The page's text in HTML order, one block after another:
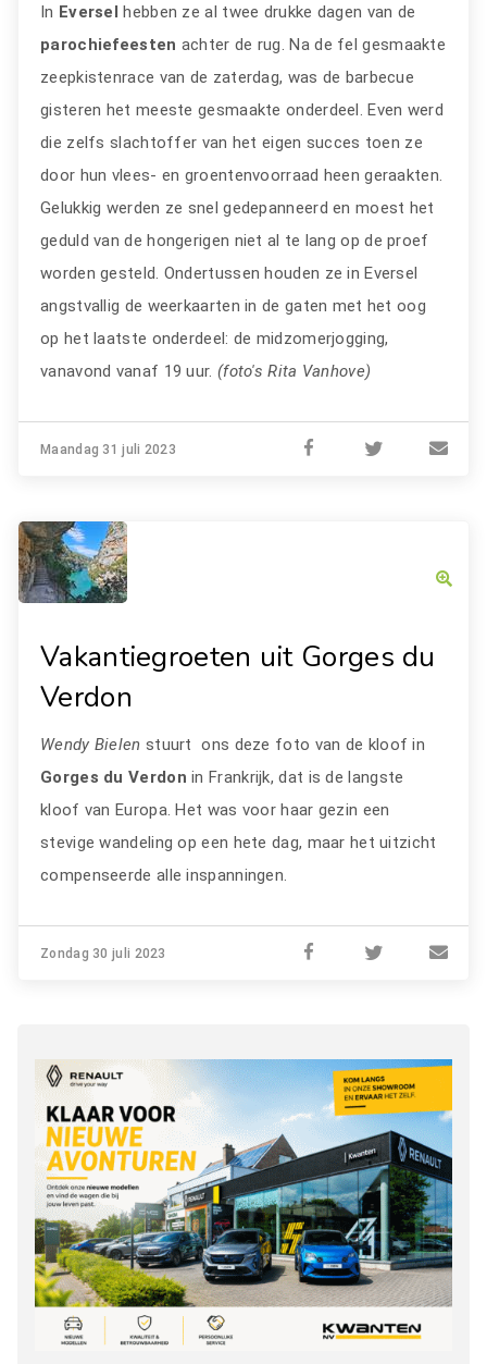
In Everselhebben ze al twee drukke dagen van de
parochiefeesten achter de rug. Na de fel gesmaakte
zeepkistenrace van de zaterdag, was de barbecue
gisteren het meeste gesmaakte onderdeel. Even werd
die zelfs slachtoffer van het eigen succes toen ze
door hun vlees- en groentenvoorraad heen geraakten.
Gelukkig werden ze snel gedepanneerd en moest het
geduld van de hongerigen niet al te lang op de proef
worden gesteld. Ondertussen houden ze in Eversel
angstvallig de weerkaarten in de gaten met het oog
op het laatste onderdeel: de midzomerjogging,
vanavond vanaf 19 uur. (foto's Rita Vanhove)
Maandag 31 juli 2023
Vakantiegroeten uit Gorges du
Verdon
Wendy Bielen stuurt ons deze foto van de kloof in
Gorges du Verdonin Frankrijk, dat is de langste
kloof van Europa. Het was voor haar gezin een
stevige wandeling op een hete dag, maar het uitzicht
compenseerde alle inspanningen.
Zondag 30 juli 2023